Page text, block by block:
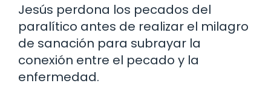
Jesús perdona los pecados del
paralítico antes de realizar el milagro
de sanación para subrayar la
conexión entre el pecado y la
enfermedad.